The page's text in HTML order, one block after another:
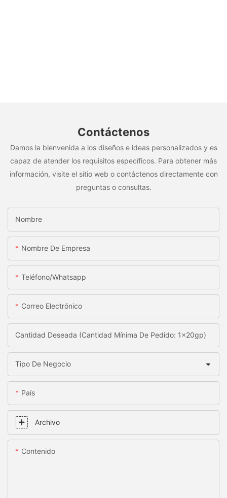
Contáctenos
Damos la bienvenida a los diseños e ideas personalizados y es
capaz de atender los requisitos específicos. Para obtener más
información, visite el sitio web o contáctenos directamente con
preguntas o consultas.
Nombre
Nombre De Empresa
Teléfono/whatsapp
Correo Electrónico
Cantidad Deseada (Cantidad Mínima De Pedido: 1x20gp)
Tipo De Negocio
País
Archivo
Contenido